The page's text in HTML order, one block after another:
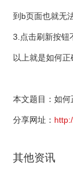
到b页面也就无
3.点击刷新按钮
以上就是如何
本文题目：如
分享网址：
其他资讯